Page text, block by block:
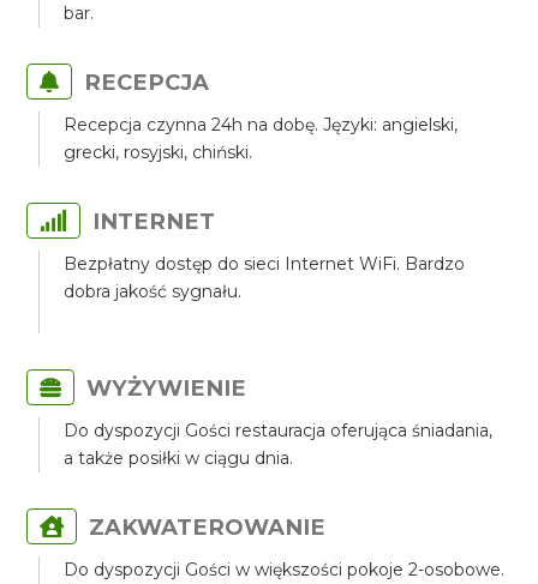
bar.
RECEPCJA
Recepcja czynna 24h na dobę. Języki: angielski,
grecki, rosyjski, chiński.
INTERNET
Bezpłatny dostęp do sieci Internet WiFi. Bardzo
dobra jakość sygnału.
WYŻYWIENIE
Do dyspozycji Gości restauracja oferująca śniadania,
a także posiłki w ciągu dnia.
ZAKWATEROWANIE
Do dyspozycji Gości w większości pokoje 2-osobowe.